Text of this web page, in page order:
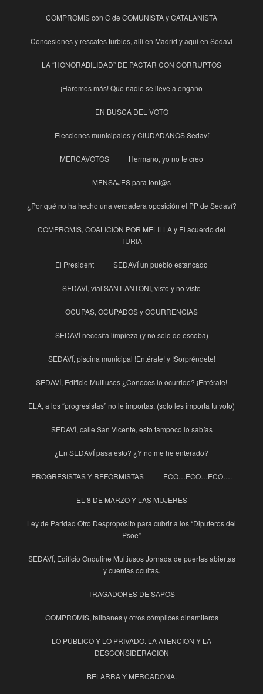
COMPROMIS con C de COMUNISTA y CATALANISTA
Concesiones y rescates turbios, allí en Madrid y aquí en Sedaví
LA “HONORABILIDAD” DE PACTAR CON CORRUPTOS
¡Haremos más! Que nadie se lleve a engaño
EN BUSCA DEL VOTO
Elecciones municipales y CIUDADANOS Sedaví
MERCAVOTOS Hermano, yo no te creo
MENSAJES para tont@s
¿Por qué no ha hecho una verdadera oposición el PP de Sedaví?
COMPROMIS, COALICION POR MELILLA y El acuerdo del
TURIA
El President SEDAVÍ un pueblo estancado
SEDAVÍ, vial SANT ANTONI, visto y no visto
OCUPAS, OCUPADOS y OCURRENCIAS
SEDAVÍ necesita limpieza (y no solo de escoba)
SEDAVÍ, piscina municipal !Entérate! y !Sorpréndete!
SEDAVÍ, Edificio Multiusos ¿Conoces lo ocurrido? ¡Entérate!
ELA, a los “progresistas” no le importas. (solo les importa tu voto)
SEDAVÍ, calle San Vicente, esto tampoco lo sabías
¿En SEDAVÍ pasa esto? ¿Y no me he enterado?
PROGRESISTAS Y REFORMISTAS ECO…ECO…ECO….
EL 8 DE MARZO Y LAS MUJERES
Ley de Paridad Otro Despropósito para cubrir a los “Diputeros del
Psoe”
SEDAVÍ, Edificio Onduline Multiusos Jornada de puertas abiertas
y cuentas ocultas.
TRAGADORES DE SAPOS
COMPROMIS, talibanes y otros cómplices dinamiteros
LO PÚBLICO Y LO PRIVADO. LA ATENCION Y LA
DESCONSIDERACION
BELARRA Y MERCADONA.